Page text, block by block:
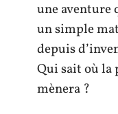
une aventure
un simple
depuis
Qui sait où la
mènera ?